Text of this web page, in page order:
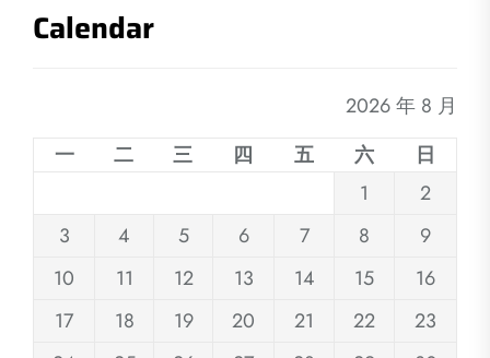
Calendar
2026 年 8 月
一
二 三 四 五 六
日
1
2
3
4 5 6 7 8
9
10
11 12 13 14 15
16
17
18 19 20 21 22
23